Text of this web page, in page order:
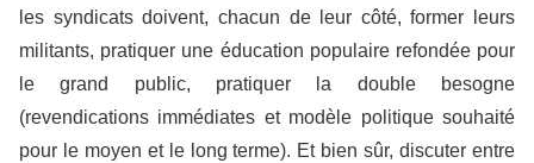
les syndicats doivent, chacun de leur côté, former leurs
militants, pratiquer une éducation populaire refondée pour
le grand public, pratiquer la double besogne
(revendications immédiates et modèle politique souhaité
pour le moyen et le long terme). Et bien sûr, discuter entre